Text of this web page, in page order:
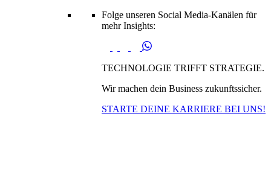
Folge unseren Social Media-Kanälen für
mehr Insights:
TECHNOLOGIE TRIFFT STRATEGIE.
Wir machen dein Business zukunftssicher.
STARTE DEINE KARRIERE BEI UNS!